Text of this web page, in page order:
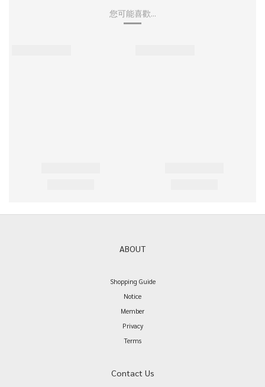
您可能喜歡...
ABOUT
Shopping Guide
Notice
Member
Privacy
Terms
Contact Us